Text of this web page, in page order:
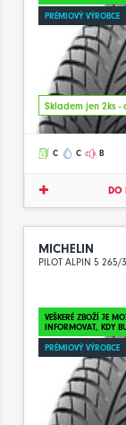
PRÉMIOVÝ VÝROBCE
Skladem jen 2ks -
C C B
DO
MICHELIN
PILOT ALPIN 5 265/
VEŠKERÉ ZBOŽÍ JE
INFORMOVAT, KDY
PRÉMIOVÝ VÝROBCE